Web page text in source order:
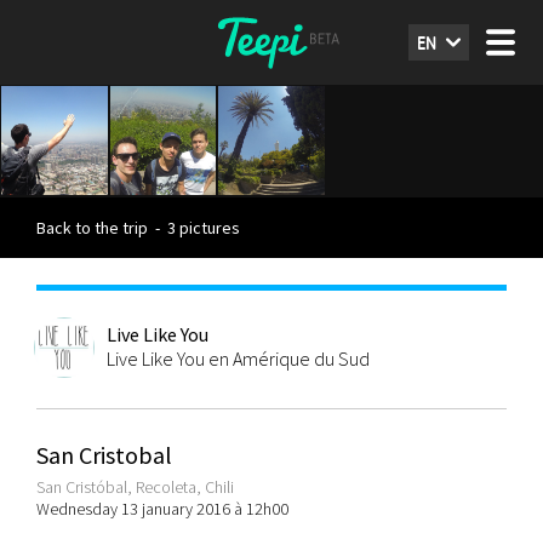
EN
Back to the trip - 3 pictures
Live Like You
Live Like You en Amérique du Sud
San Cristobal
San Cristóbal, Recoleta, Chili
Wednesday 13 january 2016 à 12h00